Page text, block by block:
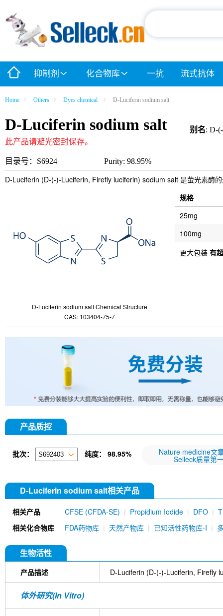
抑制剂 化合物库 一抗 流式抗体
Home Others Dyes chemical D-Luciferin sodium salt
D-Luciferin sodium salt 别名: D-
此产品请避光密封保存。
目录号：S6924 Purity: 98.95%
D-Luciferin (D-(-)-Luciferin, Firefly luciferin) sodium salt 是萤光素酶
D-Luciferin sodium salt Chemical Structure
CAS: 103404-75-7
规格
25mg
100mg
更大包装 有
产品质控
批次： 纯度： 98.95% Nature medicine文
Selleck质量第
D-Luciferin sodium salt相关产品
相关产品 CFSE (CFDA-SE) Propidium Iodide DFO
581/591 C11
CY5
相关化合物库 FDA药物库 天然产物库 已知活性药物库-I
生物活性
产品描述 D-Luciferin (D-(-)-Luciferin, Firefly
体外研究(In Vitro)